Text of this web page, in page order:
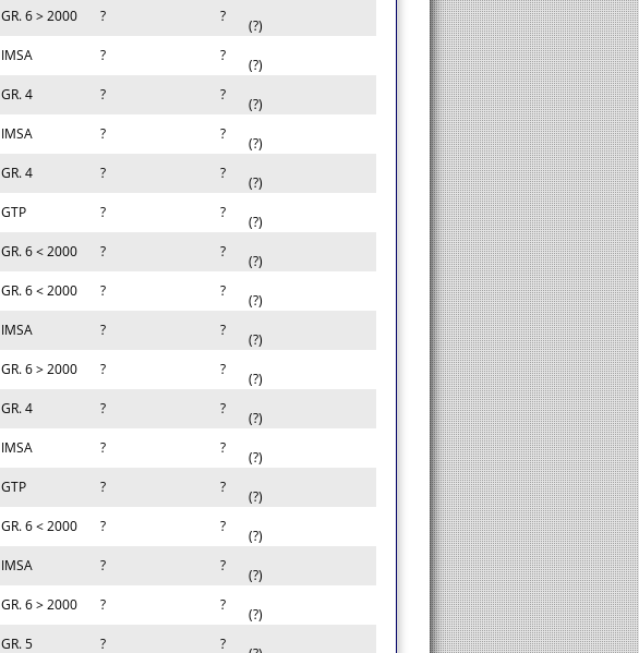
GR. 6 > 2000 ? ?
(?)
IMSA ? ?
(?)
GR. 4 ? ?
(?)
IMSA ? ?
(?)
GR. 4 ? ?
(?)
GTP ? ?
(?)
GR. 6 < 2000 ? ?
(?)
GR. 6 < 2000 ? ?
(?)
IMSA ? ?
(?)
GR. 6 > 2000 ? ?
(?)
GR. 4 ? ?
(?)
IMSA ? ?
(?)
GTP ? ?
(?)
GR. 6 < 2000 ? ?
(?)
IMSA ? ?
(?)
GR. 6 > 2000 ? ?
(?)
GR. 5 ? ?